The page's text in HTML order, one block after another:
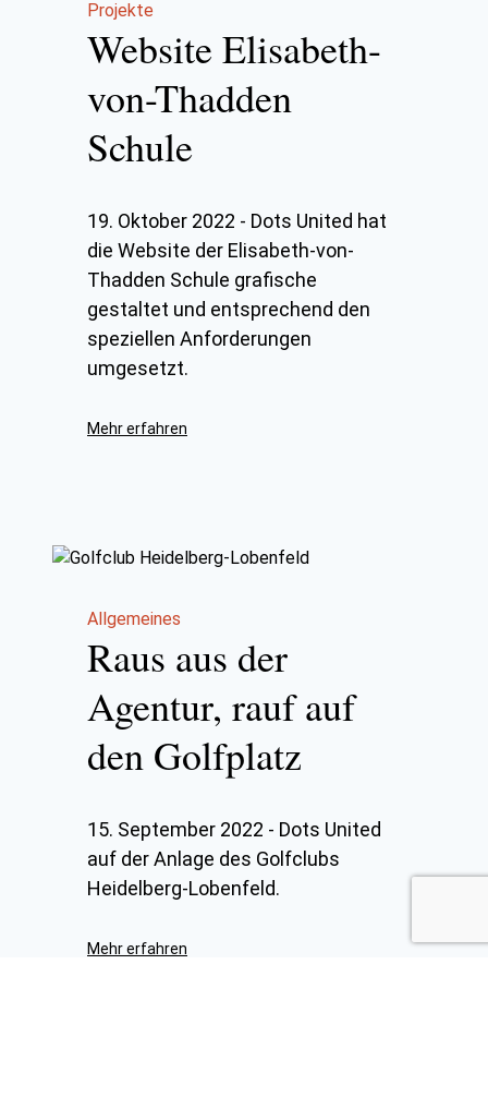
Projekte
Website Elisabeth-
von-Thadden
Schule
19. Oktober 2022 - Dots United hat
die Website der Elisabeth-von-
Thadden Schule grafische
gestaltet und entsprechend den
speziellen Anforderungen
umgesetzt.
Mehr erfahren
Allgemeines
Raus aus der
Agentur, rauf auf
den Golfplatz
15. September 2022 - Dots United
auf der Anlage des Golfclubs
Heidelberg-Lobenfeld.
Mehr erfahren